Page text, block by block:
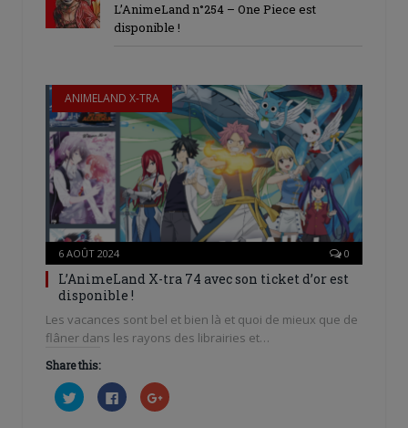
L’AnimeLand n°254 – One Piece est
disponible !
ANIMELAND X-TRA
6 AOÛT 2024 0
L’AnimeLand X-tra 74 avec son ticket d’or est
disponible !
Les vacances sont bel et bien là et quoi de mieux que de
flâner dans les rayons des librairies et…
Share this:
Cliquez
pour
partager
Cliquez
pour
partager
Cliquez
pour